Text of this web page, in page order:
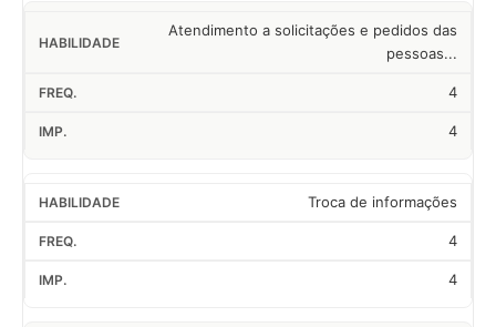
Atendimento a solicitações e pedidos das
pessoas...
4
4
Troca de informações
4
4